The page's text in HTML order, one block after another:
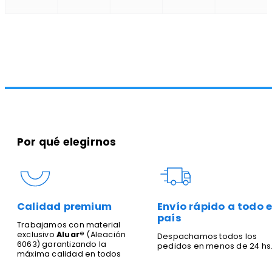
Por qué elegirnos
Calidad premium
Trabajamos con material
exclusivo Aluar® (Aleación
6063) garantizando la
máxima calidad en todos
Envío rápido a todo
país
Despachamos todos los
pedidos en menos de 24